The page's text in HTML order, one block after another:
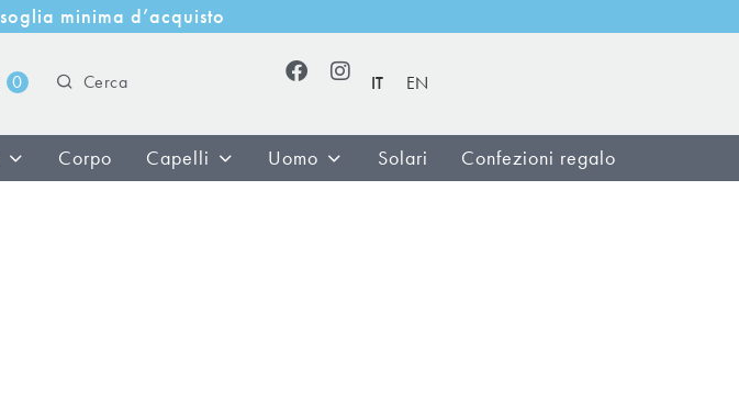
soglia minima d’acquisto
0 IT EN
Corpo Capelli Uomo Solari Confezioni regalo